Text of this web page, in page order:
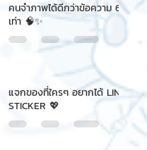
คนจำภาพได้ดีกว่าข้อความ 6
เท่า 🧠✨
แจกของที่ใครๆ อยากได้ LINE
STICKER 💖